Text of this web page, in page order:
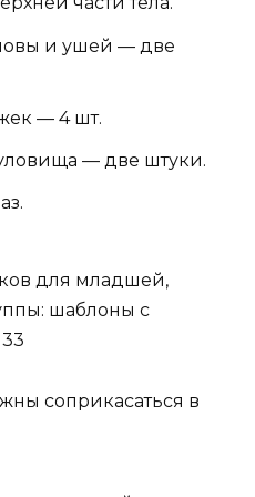
и ушей — две
— 4 шт.
— две штуки.
соприкасаться в